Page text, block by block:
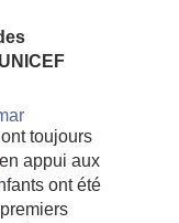
toujours
appui aux
ont été